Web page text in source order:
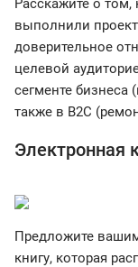
выполнили
доверительное
целевой
сегменте бизнеса
также в B2C
Электронная
Предложите
книгу, которая